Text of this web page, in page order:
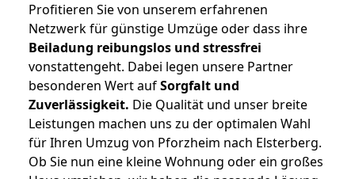
Profitieren Sie von unserem erfahrenen
Netzwerk für günstige Umzüge oder dass ihre
Beiladung reibungslos und stressfrei
vonstattengeht. Dabei legen unsere Partner
besonderen Wert aufSorgfalt und
Zuverlässigkeit. Die Qualität und unser breite
Leistungen machen uns zu der optimalen Wahl
für Ihren Umzug von Pforzheim nach Elsterberg.
Ob Sie nun eine kleine Wohnung oder ein großes